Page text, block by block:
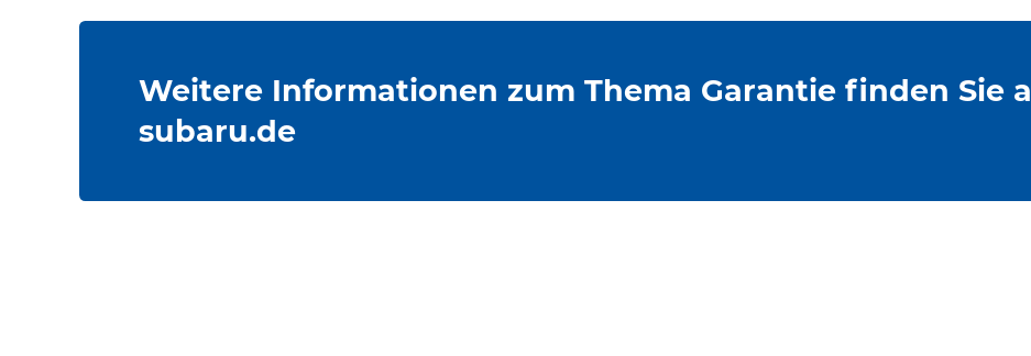
Weitere Informationen zum Thema Garantie finden Sie
subaru.de